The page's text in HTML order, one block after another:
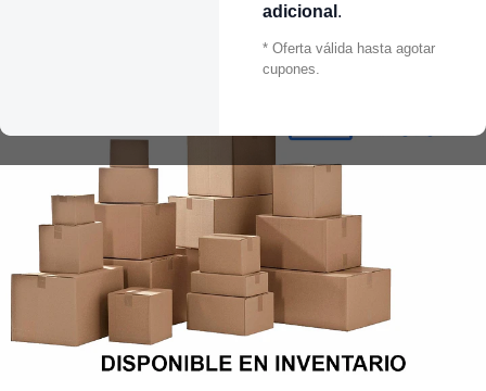
adicional .
* Oferta válida hasta agotar
cupones.